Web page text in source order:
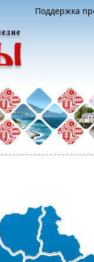
Поддержка